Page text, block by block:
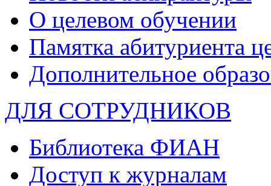
О целевом обучении
Памятка абитуриента
Дополнительное
ДЛЯ СОТРУДНИКОВ
Библиотека ФИАН
Доступ к журналам